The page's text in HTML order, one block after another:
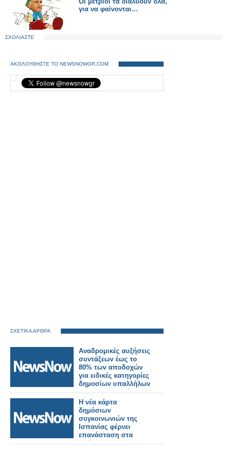
για να φαίνονται…
ΣΧΟΛΙΑΣΤΕ
ΑΚΟΛΟΥΘΗΣΤΕ ΤΟ NEWSNOWGR.COM
ΣΧΕΤΙΚΑ ΑΡΘΡΑ
Αναδρομικές αυξήσεις
συντάξεων έως το
80% των αποδοχών
για ειδικές κατηγορίες
δημοσίων υπαλλήλων
και στρατιωτικών.
Η νέα κάρτα
δημόσιων
συγκοινωνιών της
Ισπανίας φέρνει
επανάσταση στα
ταξίδια.